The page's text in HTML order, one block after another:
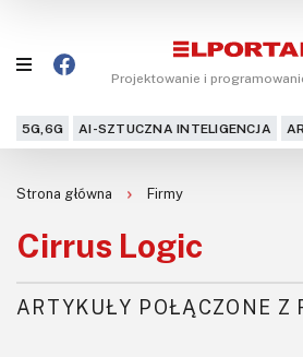
Projektowanie i
5G,6G AI-SZTUCZNA INTELIGENCJA
Projekty
Strona główna Firmy
Cirrus Logic
ARTYKUŁY POŁĄCZONE Z